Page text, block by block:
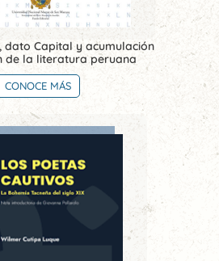
dato Capital y acumulación
de la literatura peruana
CONOCE MÁS